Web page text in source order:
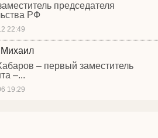
председателя
РФ
22:49
– первый заместитель
–...
19:29